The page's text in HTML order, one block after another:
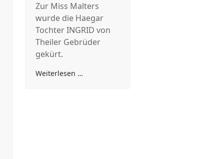
Zur Miss Malters
wurde die Haegar
Tochter INGRID von
Theiler Gebrüder
gekürt.
Weiterlesen …